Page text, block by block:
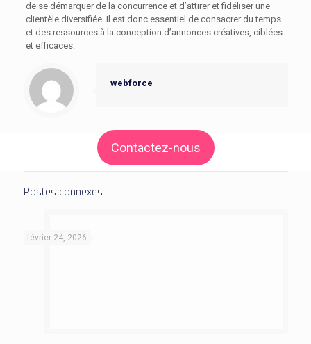
de se démarquer de la concurrence et d’attirer et fidéliser une
clientèle diversifiée. Il est donc essentiel de consacrer du temps
et des ressources à la conception d’annonces créatives, ciblées
et efficaces.
webforce
Contactez-nous
Postes connexes
février 24, 2026